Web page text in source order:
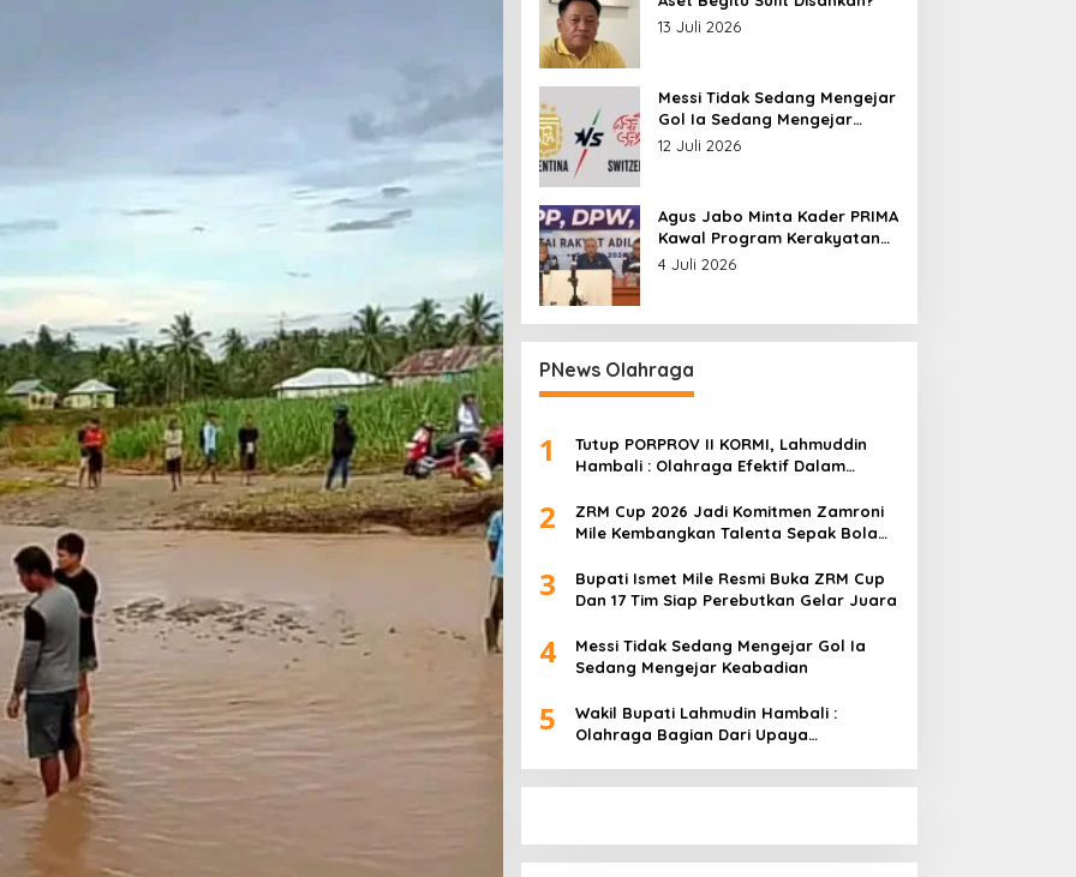
13 Juli 2026
Messi Tidak Sedang Mengejar
Gol Ia Sedang Mengejar
Keabadian
12 Juli 2026
Agus Jabo Minta Kader PRIMA
Kawal Program Kerakyatan
Pemerintahan Prabowo
4 Juli 2026
PNews Olahraga
1
Tutup PORPROV II KORMI, Lahmuddin
Hambali : Olahraga Efektif Dalam
2
ZRM Cup 2026 Jadi Komitmen Zamroni
Mile Kembangkan Talenta Sepak Bola
3
Bupati Ismet Mile Resmi Buka ZRM Cup
Dan 17 Tim Siap Perebutkan Gelar Juara
4
Messi Tidak Sedang Mengejar Gol Ia
Sedang Mengejar Keabadian
5
Wakil Bupati Lahmudin Hambali :
Olahraga Bagian Dari Upaya